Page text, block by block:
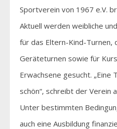
Sportverein von 1967 e.V.
Aktuell werden weibliche
für das Eltern-Kind-Turnen,
Geräteturnen sowie für
Erwachsene gesucht. „Eine
schön“, schreibt der Verein
Unter bestimmten
auch eine Ausbildung